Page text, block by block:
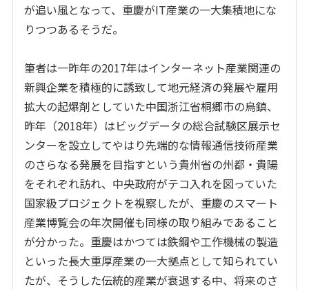
が追い風となって、重慶がIT産業の一大集積地にな
りつつあるそうだ。
筆者は一昨年の2017年はインターネット産業関連の
新興企業を積極的に誘致して地元経済の発展や雇用
拡大の起爆剤としていた中国浙江省桐郷市の烏鎮、
昨年（2018年）はビッグデータの総合試験区展示セ
ンターを設立してやはり先端的な情報通信技術産業
のさらなる発展を目指すという貴州省の州都・貴陽
をそれぞれ訪れ、中央政府がテコ入れを図っていた
国家級プロジェクトを視察したが、重慶のスマート
産業博覧会の年次開催も同様の取り組みであること
が分かった。重慶はかつては鉄鋼や工作機械の製造
といった長大重厚産業の一大拠点として知られてい
たが、そうした伝統的産業が衰退する中、将来のさ